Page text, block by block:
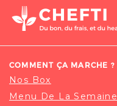
COMMENT ÇA MARCHE ?
Nos Box
Menu De La Semaine